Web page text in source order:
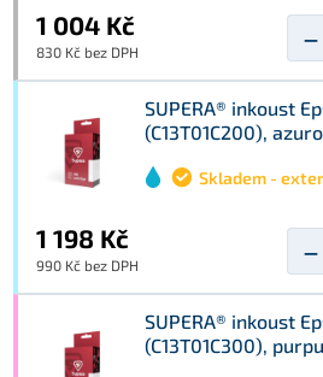
1 004 Kč
830 Kč bez DPH −
SUPERA® inkoust
(C13T01C200),
Skladem -
1 198 Kč
990 Kč bez DPH −
SUPERA® inkoust
(C13T01C300),